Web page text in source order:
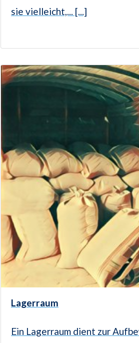
sie vielleicht,... [...]
Lagerraum
Ein Lagerraum dient zur